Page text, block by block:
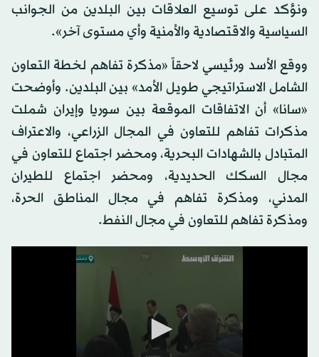
ونؤكد على توسيع العلاقات بين البلدين من الجوانب
السياسية والاقتصادية والأمنية وأي مستوى آخر».
ووقع الأسد ورئيسي لاحقاً «مذكرة تفاهم لخطة التعاون
الشامل الاستراتيجي طويل الأمد» بين البلدين. وأوضحت
«سانا» أن الاتفاقات الموقعة بين سوريا وإيران شملت
مذكرات تفاهم للتعاون في المجال الزراعي، والاعتراف
المتبادل بالشهادات البحرية، ومحضر اجتماع للتعاون في
مجال السكك الحديدية، ومحضر اجتماع للطيران
المدني، ومذكرة تفاهم في مجال المناطق الحرة،
ومذكرة تفاهم للتعاون في مجال النفط.